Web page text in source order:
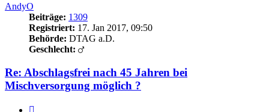
AndyO
Beiträge: 1309
Registriert: 17. Jan 2017, 09:50
Behörde: DTAG a.D.
Geschlecht:
Re: Abschlagsfrei nach 45 Jahren bei
Mischversorgung möglich ?